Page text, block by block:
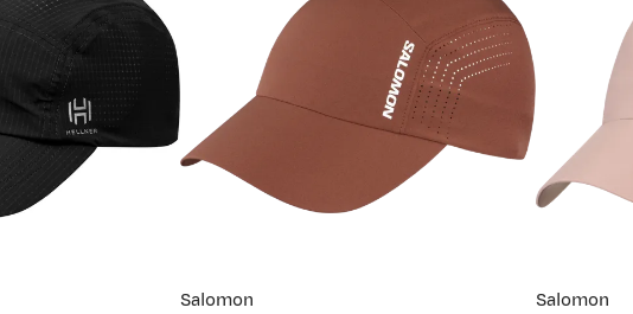
269,-
159,-
269,-
Salomon
Salomon